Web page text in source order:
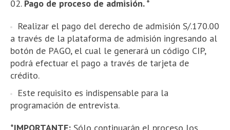
Pago de proceso de admisión. *
Realizar el pago del derecho de admisión S/.170.00
a través de la plataforma de admisión ingresando al
botón de PAGO, el cual le generará un código CIP,
podrá efectuar el pago a través de tarjeta de
crédito.
Este requisito es indispensable para la
programación de entrevista.